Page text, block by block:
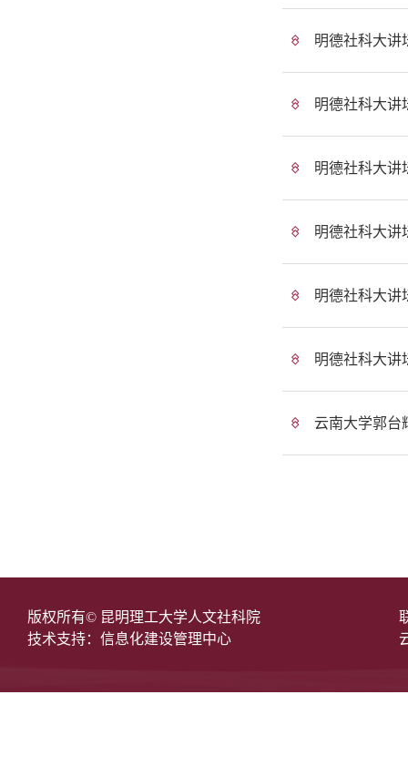
明德社科大
明德社科大
明德社科大
明德社科大
明德社科大
明德社科大
云南大学郭台
版权所有© 昆明理工大学人文社科院
技术支持：信息化建设管理中心